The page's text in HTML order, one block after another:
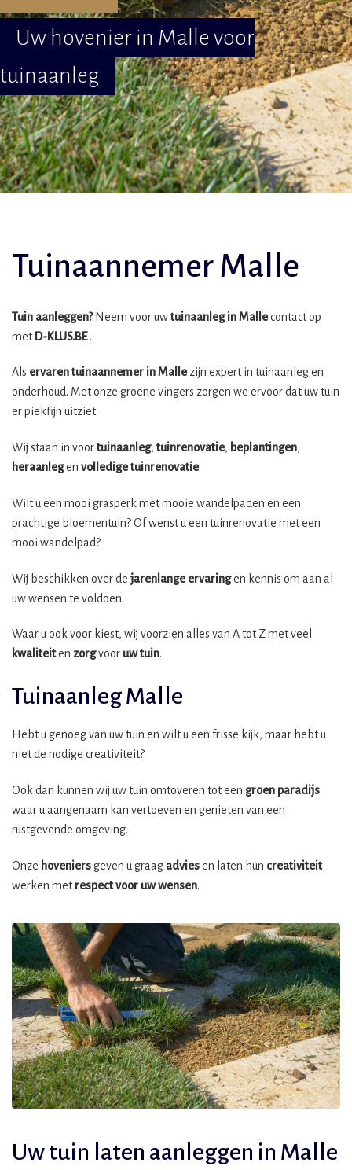
Uw hovenier in Malle voor
tuinaanleg
Tuinaannemer Malle
Tuin aanleggen?Neem voor uwtuinaanleg in Mallecontact op
metD-KLUS.BE.
Als ervaren tuinaannemer in Mallezijn expert in tuinaanleg en
onderhoud. Met onze groene vingers zorgen we ervoor dat uw tuin
er piekfijn uitziet.
Wij staan in voortuinaanleg, tuinrenovatie, beplantingen,
heraanlegen volledige tuinrenovatie.
Wilt u een mooi grasperk met mooie wandelpaden en een
prachtige bloementuin? Of wenst u een tuinrenovatie met een
mooi wandelpad?
Wij beschikken over dejarenlange ervaringen kennis om aan al
uw wensen te voldoen.
Waar u ook voor kiest, wij voorzien alles van A tot Z met veel
kwaliteiten zorgvoor uw tuin.
Tuinaanleg Malle
Hebt u genoeg van uw tuin en wilt u een frisse kijk, maar hebt u
niet de nodige creativiteit?
Ook dan kunnen wij uw tuin omtoveren tot een groen paradijs
waar u aangenaam kan vertoeven en genieten van een
rustgevende omgeving.
Onze hoveniersgeven u graag adviesen laten hun creativiteit
werken metrespect voor uw wensen.
Uw tuin laten aanleggen in Malle